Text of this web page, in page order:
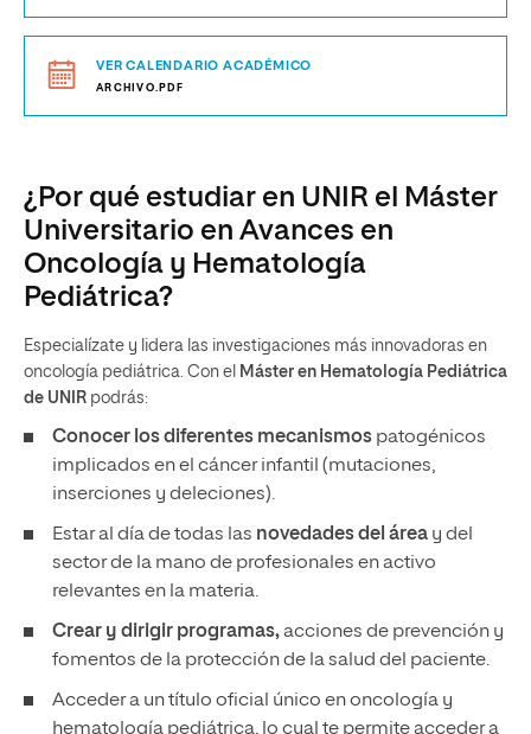
VER CALENDARIO ACADÉMICO
ARCHIVO.PDF
¿Por qué estudiar en UNIR el Máster
Universitario en Avances en
Oncología y Hematología
Pediátrica?
Especialízate y lidera las investigaciones más innovadoras en
oncología pediátrica. Con el Máster en Hematología Pediátrica
de UNIR podrás:
Conocer los diferentes mecanismos patogénicos
implicados en el cáncer infantil (mutaciones,
inserciones y deleciones).
Estar al día de todas las novedades del área y del
sector de la mano de profesionales en activo
relevantes en la materia.
Crear y dirigir programas,acciones de prevención y
fomentos de la protección de la salud del paciente.
Acceder a un título oficial único en oncología y
hematología pediátrica, lo cual te permite acceder a